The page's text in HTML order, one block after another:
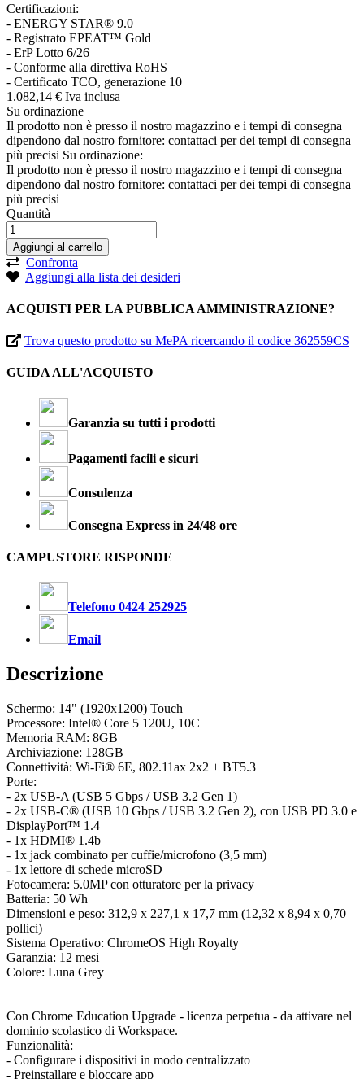
Certificazioni:
- ENERGY STAR® 9.0
- Registrato EPEAT™ Gold
- ErP Lotto 6/26
- Conforme alla direttiva RoHS
- Certificato TCO, generazione 10
1.082,14 € Iva inclusa
Su ordinazione
Il prodotto non è presso il nostro magazzino e i tempi di consegna
dipendono dal nostro fornitore: contattaci per dei tempi di consegna
più precisi Su ordinazione:
Il prodotto non è presso il nostro magazzino e i tempi di consegna
dipendono dal nostro fornitore: contattaci per dei tempi di consegna
più precisi
Quantità
Aggiungi al carrello
Confronta
Aggiungi alla lista dei desideri
ACQUISTI PER LA PUBBLICA AMMINISTRAZIONE?
Trova questo prodotto su MePA ricercando il codice 362559CS
GUIDA ALL'ACQUISTO
Garanzia su tutti i prodotti
Pagamenti facili e sicuri
Consulenza
Consegna Express in 24/48 ore
CAMPUSTORE RISPONDE
Telefono 0424 252925
Email
Descrizione
Schermo: 14" (1920x1200) Touch
Processore: Intel® Core 5 120U, 10C
Memoria RAM: 8GB
Archiviazione: 128GB
Connettività: Wi-Fi® 6E, 802.11ax 2x2 + BT5.3
Porte:
- 2x USB-A (USB 5 Gbps / USB 3.2 Gen 1)
- 2x USB-C® (USB 10 Gbps / USB 3.2 Gen 2), con USB PD 3.0 e
DisplayPort™ 1.4
- 1x HDMI® 1.4b
- 1x jack combinato per cuffie/microfono (3,5 mm)
- 1x lettore di schede microSD
Fotocamera: 5.0MP con otturatore per la privacy
Batteria: 50 Wh
Dimensioni e peso: 312,9 x 227,1 x 17,7 mm (12,32 x 8,94 x 0,70
pollici)
Sistema Operativo: ChromeOS High Royalty
Garanzia: 12 mesi
Colore: Luna Grey
Con Chrome Education Upgrade - licenza perpetua - da attivare nel
dominio scolastico di Workspace.
Funzionalità:
- Configurare i dispositivi in modo centralizzato
- Preinstallare e bloccare app